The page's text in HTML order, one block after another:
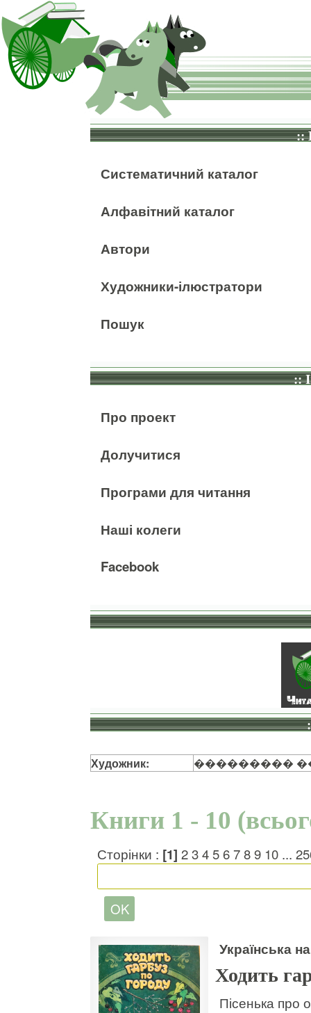
::
Систематичний каталог
Алфавітний каталог
Автори
Художники-ілюстратори
Пошук
::
Про проект
Долучитися
Програми для читання
Наші колеги
Facebook
Художник: ���������
Книги 1 - 10
Сторінки : [1] 23456789 10 ...
Українська
Ходить
Пісенька про